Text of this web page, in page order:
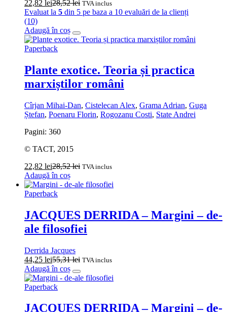
22,82 lei28,52lei TVA inclus
Evaluat la 5 din 5 pe baza a 10 evaluări de la clienți
(10)
Adaugă în coș
Paperback
Plante exotice. Teoria și practica
marxiștilor români
Cîrjan Mihai-Dan, Cistelecan Alex, Grama Adrian, Guga
Ștefan, Poenaru Florin, Rogozanu Costi, State Andrei
Pagini: 360
© TACT, 2015
22,82 lei28,52lei TVA inclus
Adaugă în coș
Paperback
JACQUES DERRIDA – Margini – de-
ale filosofiei
Derrida Jacques
44,25 lei55,31lei TVA inclus
Adaugă în coș
Paperback
JACQUES DERRIDA – Margini – de-